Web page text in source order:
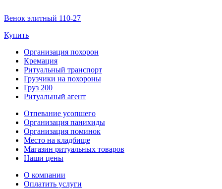
Венок элитный 110-27
Купить
Организация похорон
Кремация
Ритуальный транспорт
Грузчики на похороны
Груз 200
Ритуальный агент
Отпевание усопшего
Организация панихиды
Организация поминок
Место на кладбище
Магазин ритуальных товаров
Наши цены
О компании
Оплатить услуги